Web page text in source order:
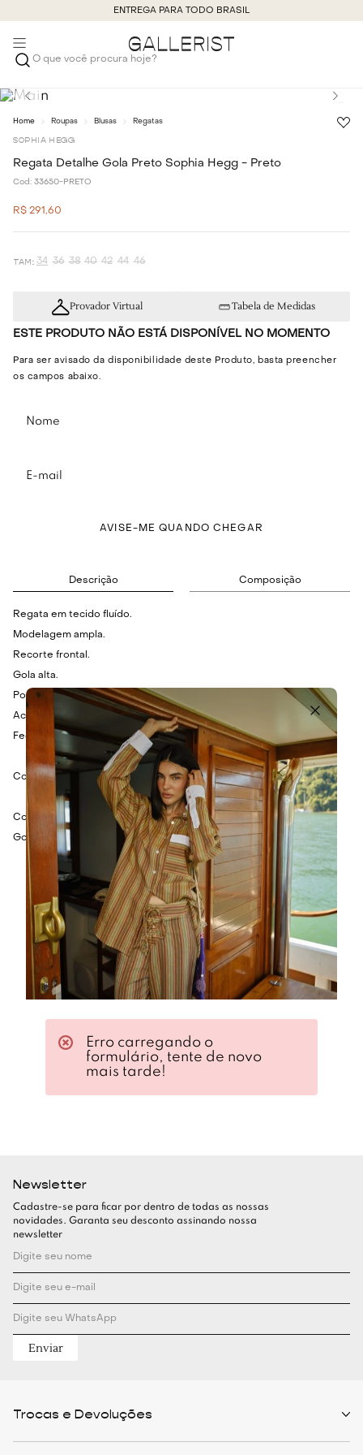
ENTREGA PARA TODO BRASIL
O que você procura hoje?
Roupas Blusas Regatas
SOPHIA HEGG
Regata Detalhe Gola Preto Sophia Hegg - Preto
Cod: 33650-PRETO
R$ 291 ,60
34 36 38 40 42 44 46
Provador Virtual Tabela de Medidas
ESTE PRODUTO NÃO ESTÁ DISPONÍVEL NO MOMENTO
Para ser avisado da disponibilidade deste Produto, basta preencher
os campos abaixo.
AVISE-ME QUANDO CHEGAR
Descrição Composição
Regata em tecido fluído.
Modelagem ampla.
Recorte frontal.
Gola alta.
Possui leve transparência.
Acabamento em viés.
Fechamento posterior por botões de casa.
Cor: preto.
Composição: 62% viscose, 38% poliéster.
Gola: 100% algodão.
Newsletter
Cadastre-se para ficar por dentro de todas as nossas
novidades. Garanta seu desconto assinando nossa
newsletter
Enviar
Trocas e Devoluções
Erro carregando o
formulário, tente de novo
mais tarde!